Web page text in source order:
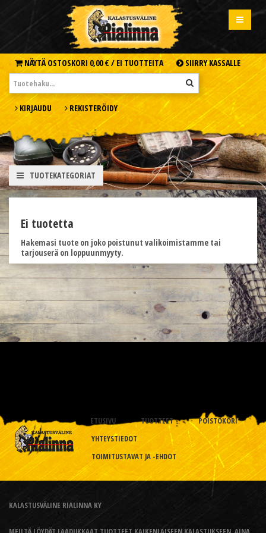
NÄYTÄ OSTOSKORI 0,00 € / EI TUOTTEITA SIIRRY KASSALLE
KIRJAUDU REKISTERÖIDY
TUOTEKATEGORIAT
Ei tuotetta
Hakemasi tuote on joko poistunut valikoimistamme tai
tarjouserä on loppuunmyyty.
ETUSIVU TUOTTEET
POISTOKORI
YHTEYSTIEDOT
TOIMITUSTAVAT JA -EHDOT
KALASTUSVÄLINE RIALINNA KY